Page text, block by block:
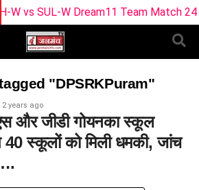
vs SUL-W Dream11 Team Match 24 |
"DPSRKPuram"
2 years ago
और जीडी गोयनका स्कूल
40 स्कूलों को मिली धमकी, जांच